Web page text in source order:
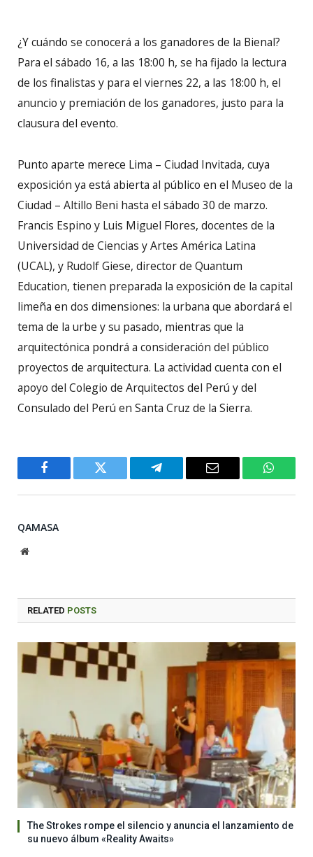
¿Y cuándo se conocerá a los ganadores de la Bienal?
Para el sábado 16, a las 18:00 h, se ha fijado la lectura
de los finalistas y para el viernes 22, a las 18:00 h, el
anuncio y premiación de los ganadores, justo para la
clausura del evento.
Punto aparte merece Lima – Ciudad Invitada, cuya
exposición ya está abierta al público en el Museo de la
Ciudad – Altillo Beni hasta el sábado 30 de marzo.
Francis Espino y Luis Miguel Flores, docentes de la
Universidad de Ciencias y Artes América Latina
(UCAL), y Rudolf Giese, director de Quantum
Education, tienen preparada la exposición de la capital
limeña en dos dimensiones: la urbana que abordará el
tema de la urbe y su pasado, mientras que la
arquitectónica pondrá a consideración del público
proyectos de arquitectura. La actividad cuenta con el
apoyo del Colegio de Arquitectos del Perú y del
Consulado del Perú en Santa Cruz de la Sierra.
Facebook Twitter Telegram Email
QAMASA
Website
RELATED POSTS
The Strokes rompe el silencio y anuncia el lanzamiento de
su nuevo álbum «Reality Awaits»